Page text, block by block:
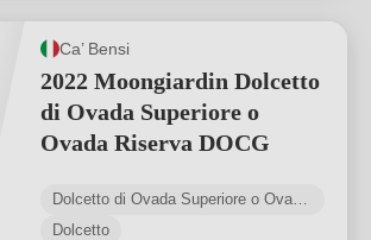
Ca’ Bensi
2022 Moongiardin Dolcetto
di Ovada Superiore o
Ovada Riserva DOCG
Dolcetto di Ovada Superiore o Ovada DOCG
Dolcetto